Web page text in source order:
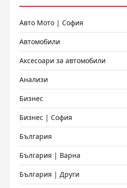
Авто Мото | София
Автомобили
Аксесоари за автомобили
Анализи
Бизнес
Бизнес | София
България
България | Варна
България | Други